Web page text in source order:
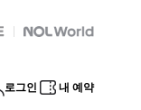
Global Interpark
로그인 내 예약